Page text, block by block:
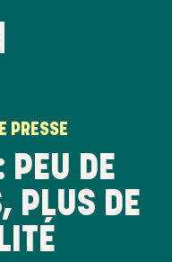
PRESSE
PEU DE
PLUS DE